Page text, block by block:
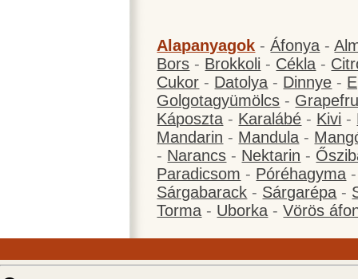
Alapanyagok -Áfonya -
Bors - Brokkoli - Cékla -
Cukor - Datolya - Dinnye -
Golgotagyümölcs -
Káposzta - Karalábé - Kivi -
Mandarin - Mandula -
- Narancs - Nektarin -
Paradicsom - Póréhagyma
Sárgabarack - Sárgarépa -
Torma - Uborka -Vörös